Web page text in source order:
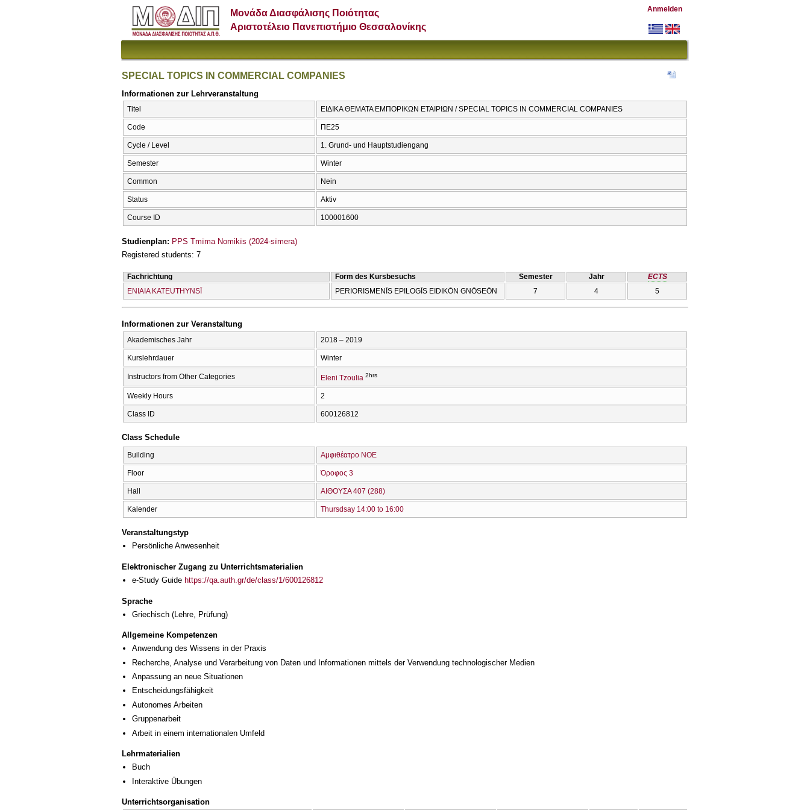
Μονάδα Διασφάλισης Ποιότητας
Αριστοτέλειο Πανεπιστήμιο Θεσσαλονίκης
Anmelden
SPECIAL TOPICS IN COMMERCIAL COMPANIES
Informationen zur Lehrveranstaltung
Titel ΕΙΔΙΚΑ ΘΕΜΑΤΑ ΕΜΠΟΡΙΚΩΝ ΕΤΑΙΡΙΩΝ / SPECIAL TOPICS IN COMMERCIAL COMPANIES
Code ΠΕ25
Cycle / Level 1. Grund- und Hauptstudiengang
Semester Winter
Common Nein
Status Aktiv
Course ID 100001600
Studienplan: PPS Tmīma Nomikīs (2024-sīmera)
Registered students: 7
Fachrichtung Form des Kursbesuchs Semester Jahr
ECTS
ENIAIA KATEUTHYNSĪ
PERIORISMENĪS EPILOGĪS EIDIKŌN GNŌSEŌN 7 4 5
Informationen zur Veranstaltung
Akademisches Jahr 2018 – 2019
Kurslehrdauer Winter
Instructors from Other Categories Eleni Tzoulia 2hrs
Weekly Hours 2
Class ID 600126812
Class Schedule
Building Αμφιθέατρο ΝΟΕ
Floor Όροφος 3
Hall ΑΙΘΟΥΣΑ 407 (288)
Kalender Thursdsay 14:00 to 16:00
Veranstaltungstyp
Persönliche Anwesenheit
Elektronischer Zugang zu Unterrichtsmaterialien
e-Study Guide https://qa.auth.gr/de/class/1/600126812
Sprache
Griechisch (Lehre, Prüfung)
Allgemeine Kompetenzen
Anwendung des Wissens in der Praxis
Recherche, Analyse und Verarbeitung von Daten und Informationen mittels der Verwendung technologischer Medien
Anpassung an neue Situationen
Entscheidungsfähigkeit
Autonomes Arbeiten
Gruppenarbeit
Arbeit in einem internationalen Umfeld
Lehrmaterialien
Buch
Interaktive Übungen
Unterrichtsorganisation